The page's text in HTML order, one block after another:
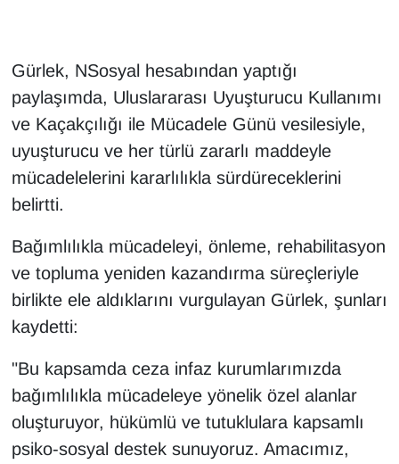
Gürlek, NSosyal hesabından yaptığı
paylaşımda, Uluslararası Uyuşturucu Kullanımı
ve Kaçakçılığı ile Mücadele Günü vesilesiyle,
uyuşturucu ve her türlü zararlı maddeyle
mücadelelerini kararlılıkla sürdüreceklerini
belirtti.
Bağımlılıkla mücadeleyi, önleme, rehabilitasyon
ve topluma yeniden kazandırma süreçleriyle
birlikte ele aldıklarını vurgulayan Gürlek, şunları
kaydetti:
"Bu kapsamda ceza infaz kurumlarımızda
bağımlılıkla mücadeleye yönelik özel alanlar
oluşturuyor, hükümlü ve tutuklulara kapsamlı
psiko-sosyal destek sunuyoruz. Amacımız,
Kim Kimdir?
Kültür & Sanat
MAGAZİN
MEDYA
ONE EKONOMİ
Resmi İlanlar
RÖPORTAJ